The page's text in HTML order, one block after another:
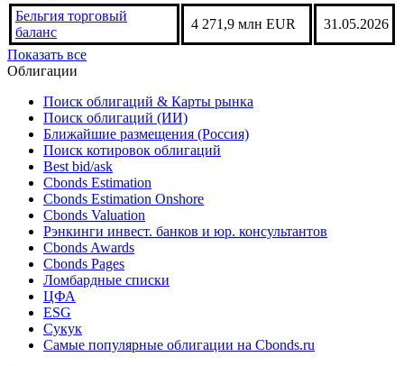
Бельгия торговый
баланс
4 271,9 млн EUR
31.05.2026
Показать все
Облигации
Поиск облигаций & Карты рынка
Поиск облигаций (ИИ)
Ближайшие размещения (Россия)
Поиск котировок облигаций
Best bid/ask
Cbonds Estimation
Cbonds Estimation Onshore
Cbonds Valuation
Рэнкинги инвест. банков и юр. консультантов
Cbonds Awards
Cbonds Pages
Ломбардные списки
ЦФА
ESG
Сукук
Самые популярные облигации на Cbonds.ru